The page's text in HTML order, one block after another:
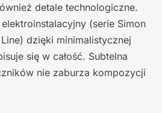
detale technologiczne.
(serie Simon
dzięki minimalistycznej
się w całość. Subtelna
nie zaburza kompozycji